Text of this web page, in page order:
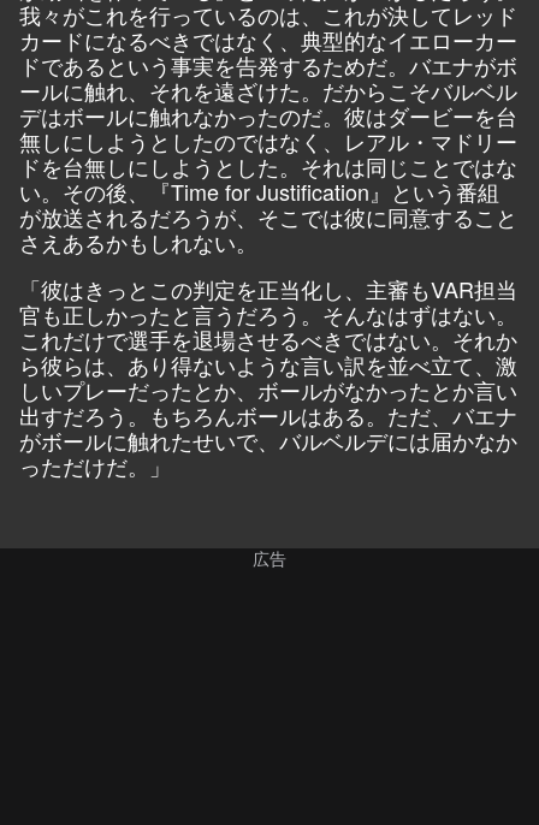
我々がこれを行っているのは、これが決してレッド
カードになるべきではなく、典型的なイエローカー
ドであるという事実を告発するためだ。バエナがボ
ールに触れ、それを遠ざけた。だからこそバルベル
デはボールに触れなかったのだ。彼はダービーを台
無しにしようとしたのではなく、レアル・マドリー
ドを台無しにしようとした。それは同じことではな
い。その後、『Time for Justification』という番組
が放送されるだろうが、そこでは彼に同意すること
さえあるかもしれない。
「彼はきっとこの判定を正当化し、主審もVAR担当
官も正しかったと言うだろう。そんなはずはない。
これだけで選手を退場させるべきではない。それか
ら彼らは、あり得ないような言い訳を並べ立て、激
しいプレーだったとか、ボールがなかったとか言い
出すだろう。もちろんボールはある。ただ、バエナ
がボールに触れたせいで、バルベルデには届かなか
っただけだ。」